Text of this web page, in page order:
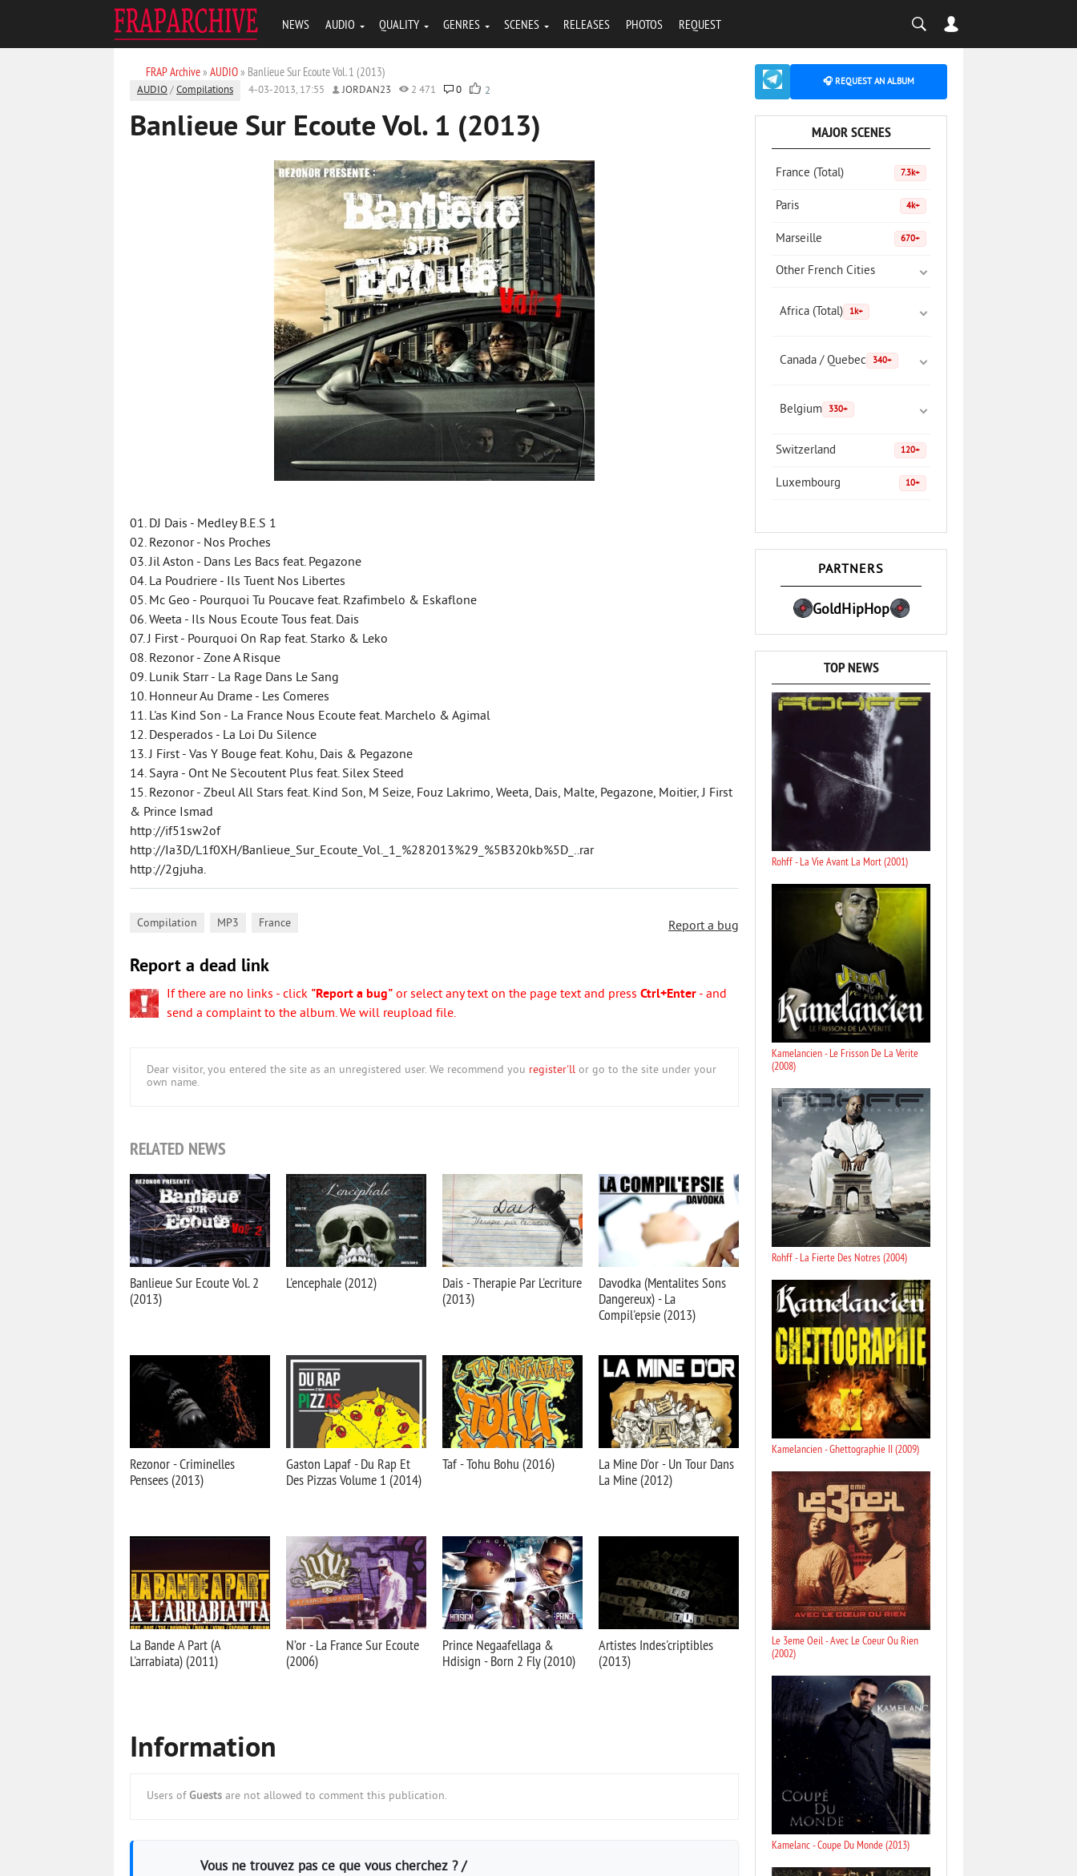
NEWS AUDIO QUALITY GENRES SCENES RELEASES PHOTOS REQUEST
FRAP Archive» AUDIO» Banlieue Sur Ecoute Vol. 1 (2013)
AUDIO /Compilations 4-03-2013, 17:55 JORDAN23 2 471 0 2
Banlieue Sur Ecoute Vol. 1 (2013)
01. DJ Dais - Medley B.E.S 1
02. Rezonor - Nos Proches
03. Jil Aston - Dans Les Bacs feat. Pegazone
04. La Poudriere - Ils Tuent Nos Libertes
05. Mc Geo - Pourquoi Tu Poucave feat. Rzafimbelo & Eskaflone
06. Weeta - Ils Nous Ecoute Tous feat. Dais
07. J First - Pourquoi On Rap feat. Starko & Leko
08. Rezonor - Zone A Risque
09. Lunik Starr - La Rage Dans Le Sang
10. Honneur Au Drame - Les Comeres
11. L'as Kind Son - La France Nous Ecoute feat. Marchelo & Agimal
12. Desperados - La Loi Du Silence
13. J First - Vas Y Bouge feat. Kohu, Dais & Pegazone
14. Sayra - Ont Ne S'ecoutent Plus feat. Silex Steed
15. Rezonor - Zbeul All Stars feat. Kind Son, M Seize, Fouz Lakrimo, Weeta, Dais, Malte, Pegazone, Moitier, J First
& Prince Ismad
http://if51sw2of
http://Ia3D/L1f0XH/Banlieue_Sur_Ecoute_Vol._1_%282013%29_%5B320kb%5D_..rar
http://2gjuha.
Report a bug
Compilation MP3 France
Report a dead link
If there are no links - click "Report a bug" or select any text on the page text and press Ctrl+Enter - and
send a complaint to the album. We will reupload file.
Dear visitor, you entered the site as an unregistered user. We recommend you register'll or go to the site under your
own name.
RELATED NEWS
Banlieue Sur Ecoute Vol. 2
(2013)
L'encephale (2012)
Dais - Therapie Par L'ecriture
(2013)
Davodka (Mentalites Sons
Dangereux) - La
Compil'epsie (2013)
Rezonor - Criminelles
Pensees (2013)
Gaston Lapaf - Du Rap Et
Des Pizzas Volume 1 (2014)
Taf - Tohu Bohu (2016)
La Mine D'or - Un Tour Dans
La Mine (2012)
La Bande A Part (A
L'arrabiata) (2011)
N’or - La France Sur Ecoute
(2006)
Prince Negaafellaga &
Hdisign - Born 2 Fly (2010)
Artistes Indes'criptibles
(2013)
Information
Users of Guests are not allowed to comment this publication.
Vous ne trouvez pas ce que vous cherchez ? /
🎧 REQUEST AN ALBUM
MAJOR SCENES
France (Total) 7.3k+
Paris 4k+
Marseille 670+
Other French Cities
Africa (Total) 1k+
Canada / Quebec 340+
Belgium 330+
Switzerland 120+
Luxembourg 10+
PARTNERS
GoldHipHop
TOP NEWS
Rohff - La Vie Avant La Mort (2001)
Kamelancien - Le Frisson De La Verite
(2008)
Rohff - La Fierte Des Notres (2004)
Kamelancien - Ghettographie II (2009)
Le 3eme Oeil - Avec Le Coeur Ou Rien
(2002)
Kamelanc - Coupe Du Monde (2013)